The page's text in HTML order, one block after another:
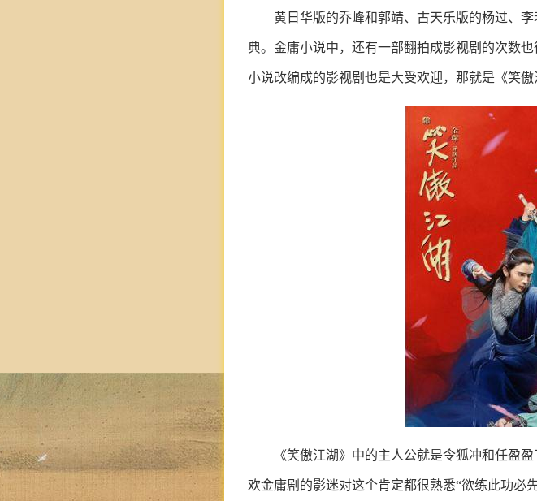
黄日华版的乔峰和郭靖、古天乐版的杨过、
典。金庸小说中，还有一部翻拍成影视剧的次数
小说改编成的影视剧也是大受欢迎，那就是《笑傲
《笑傲江湖》中的主人公就是令狐冲和任盈
欢金庸剧的影迷对这个肯定都很熟悉“欲练此功必